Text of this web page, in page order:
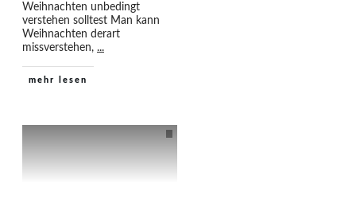
Weihnachten unbedingt
verstehen solltest Man kann
Weihnachten derart
missverstehen, ...
mehr lesen